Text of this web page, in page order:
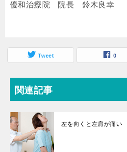
優和治療院 院長 鈴木良幸
Tweet 0
関連記事
左を向くと左肩が痛い